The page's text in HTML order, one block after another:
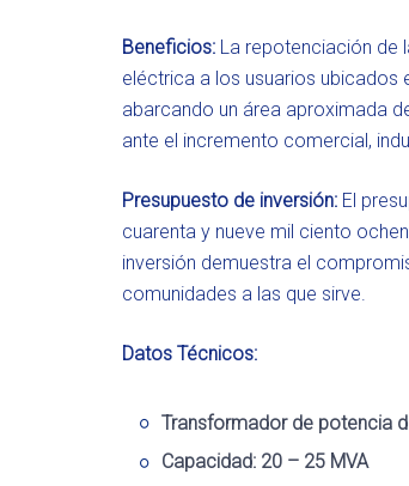
Beneficios: La repotenciación de
eléctrica a los usuarios ubicados
abarcando un área aproximada
ante el incremento comercial,
Presupuesto de inversión: El
cuarenta y nueve mil ciento
inversión demuestra el
comunidades a las que sirve.
Datos Técnicos:
Transformador de potencia
Capacidad: 20 – 25 MVA